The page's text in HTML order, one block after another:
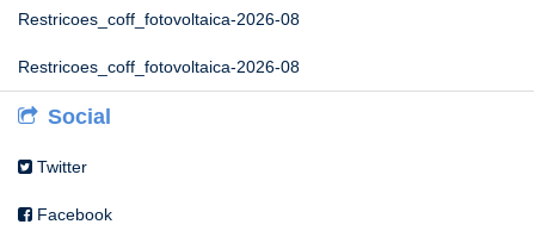
Restricoes_coff_fotovoltaica-2026-08
Restricoes_coff_fotovoltaica-2026-08
Social
Twitter
Facebook